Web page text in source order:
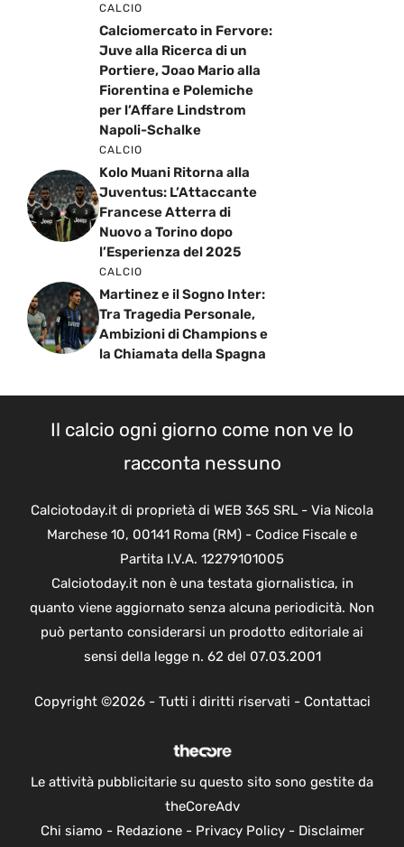
CALCIO
Calciomercato in Fervore:
Juve alla Ricerca di un
Portiere, Joao Mario alla
Fiorentina e Polemiche
per l’Affare Lindstrom
Napoli-Schalke
CALCIO
Kolo Muani Ritorna alla
Juventus: L’Attaccante
Francese Atterra di
Nuovo a Torino dopo
l’Esperienza del 2025
CALCIO
Martinez e il Sogno Inter:
Tra Tragedia Personale,
Ambizioni di Champions e
la Chiamata della Spagna
Il calcio ogni giorno come non ve lo
racconta nessuno
Calciotoday.it di proprietà di WEB 365 SRL - Via Nicola
Marchese 10, 00141 Roma (RM) - Codice Fiscale e
Partita I.V.A. 12279101005
Calciotoday.it non è una testata giornalistica, in
quanto viene aggiornato senza alcuna periodicità. Non
può pertanto considerarsi un prodotto editoriale ai
sensi della legge n. 62 del 07.03.2001
Copyright ©2026 - Tutti i diritti riservati - Contattaci
Le attività pubblicitarie su questo sito sono gestite da
theCoreAdv
Chi siamo - Redazione- Privacy Policy- Disclaimer